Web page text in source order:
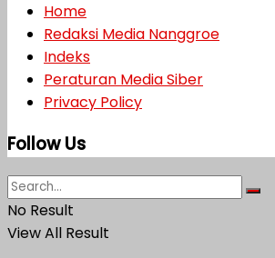
Home
Redaksi Media Nanggroe
Indeks
Peraturan Media Siber
Privacy Policy
Follow Us
No Result
View All Result